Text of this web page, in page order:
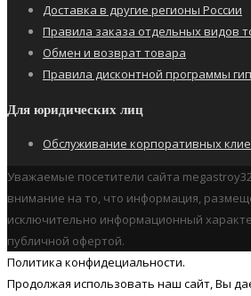
Доставка в другие регионы России
Правила заказа отдельных видов
Обмен и возврат товара
Правила дисконтной программы
Для юридических лиц
Обслуживание корпоративных
Уважаемые посетители сайта
внимание на то, что информация,
исключительно информационный
публичной офертой.
Политика конфидециальности.
Продолжая использовать наш cайт, Вы